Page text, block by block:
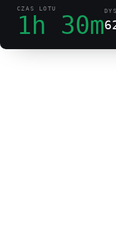
CZAS LOTU
1h 30m